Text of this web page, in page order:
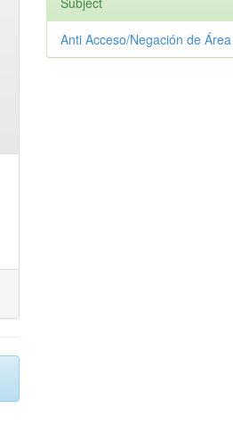
Anti Acceso/Negación de Área